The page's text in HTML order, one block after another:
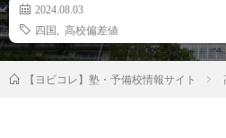
2024.08.03
四国
高校偏差値
【ヨビコレ】塾・予備校情報サイト